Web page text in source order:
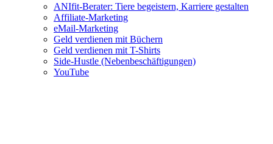
ANIfit-Berater: Tiere begeistern, Karriere gestalten
Affiliate-Marketing
eMail-Marketing
Geld verdienen mit Büchern
Geld verdienen mit T-Shirts
Side-Hustle (Nebenbeschäftigungen)
YouTube